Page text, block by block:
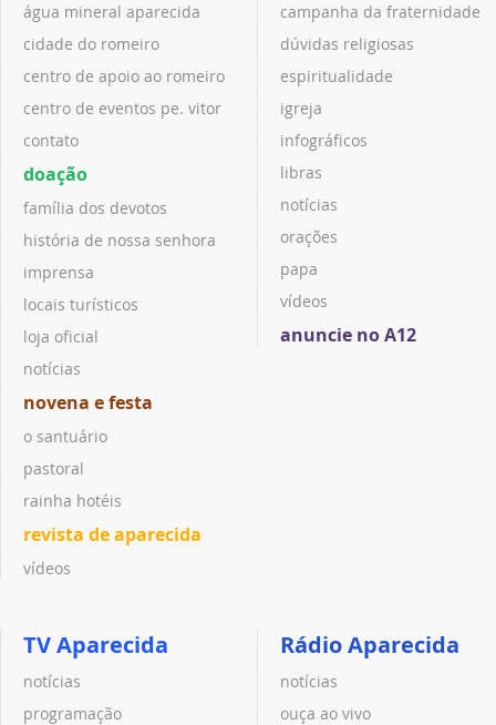
água mineral aparecida
cidade do romeiro
centro de apoio ao romeiro
centro de eventos pe. vitor
contato
doação
família dos devotos
história de nossa senhora
imprensa
locais turísticos
loja oficial
notícias
novena e festa
o santuário
pastoral
rainha hotéis
revista de aparecida
vídeos
campanha da fraternidade
dúvidas religiosas
espiritualidade
igreja
infográficos
libras
notícias
orações
papa
vídeos
anuncie no A12
TV Aparecida
notícias
programação
Rádio Aparecida
notícias
ouça ao vivo